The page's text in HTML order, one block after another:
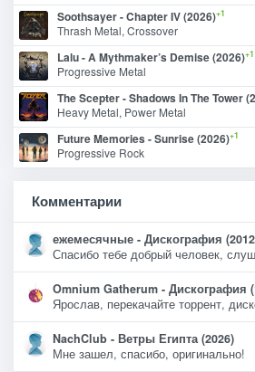
Soothsayer - Chapter IV (2026)+1
Thrash Metal, Crossover
Lalu - A Mythmaker’s Demise (2026)+1
Progressive Metal
The Scepter - Shadows In The Tower
Heavy Metal, Power Metal
Future Memories - Sunrise (2026)+1
Progressive Rock
Комментарии
ежемесячные - Дискография
Спасибо тебе добрый человек,
Omnium Gatherum - Дискография
Ярослав, перекачайте торрент,
NachClub - Ветры Египта (2026)
Мне зашел, спасибо, оригинально!